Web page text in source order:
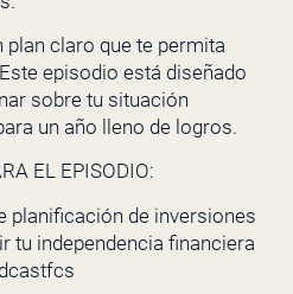
plan claro que te permita
episodio está diseñado
sobre tu situación
un año lleno de logros.
EL EPISODIO:
planificación de inversiones
tu independencia financiera